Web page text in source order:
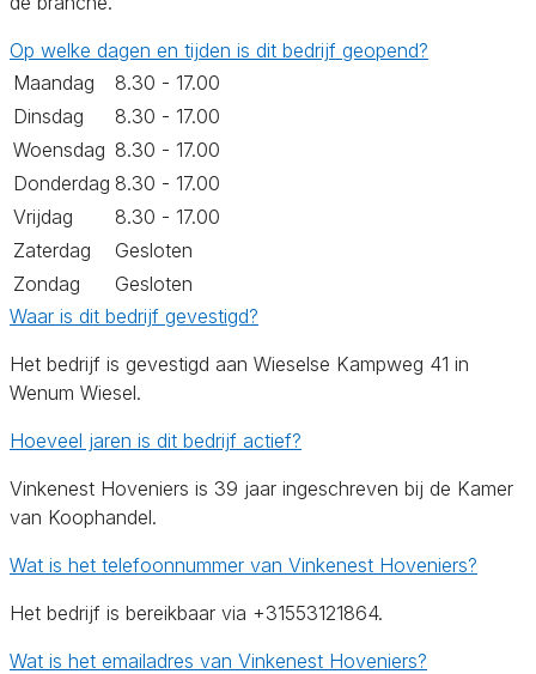
Op welke dagen en tijden is dit bedrijf geopend?
Maandag
8.30 - 17.00
Dinsdag
8.30 - 17.00
Woensdag 8.30 - 17.00
Donderdag 8.30 - 17.00
Vrijdag
8.30 - 17.00
Zaterdag
Gesloten
Zondag
Gesloten
Waar is dit bedrijf gevestigd?
Het bedrijf is gevestigd aan Wieselse Kampweg 41 in
Wenum Wiesel.
Hoeveel jaren is dit bedrijf actief?
Vinkenest Hoveniers is 39 jaar ingeschreven bij de Kamer
van Koophandel.
Wat is het telefoonnummer van Vinkenest Hoveniers?
Het bedrijf is bereikbaar via +31553121864.
Wat is het emailadres van Vinkenest Hoveniers?